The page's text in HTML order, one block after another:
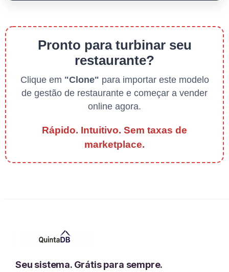
Pronto para turbinar seu
restaurante?
Clique em "Clone" para importar este modelo
de gestão de restaurante e começar a vender
online agora.
Rápido. Intuitivo. Sem taxas de
marketplace.
Seu sistema. Grátis para sempre.